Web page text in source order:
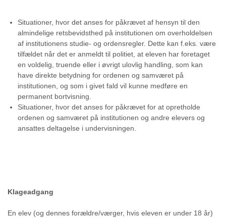
Situationer, hvor det anses for påkrævet af hensyn til den
almindelige retsbevidsthed på institutionen om overholdelsen
af institutionens studie- og ordensregler. Dette kan f.eks. være
tilfældet når det er anmeldt til politiet, at eleven har foretaget
en voldelig, truende eller i øvrigt ulovlig handling, som kan
have direkte betydning for ordenen og samværet på
institutionen, og som i givet fald vil kunne medføre en
permanent bortvisning.
Situationer, hvor det anses for påkrævet for at opretholde
ordenen og samværet på institutionen og andre elevers og
ansattes deltagelse i undervisningen.
Klageadgang
En elev (og dennes forældre/værger, hvis eleven er under 18 år)